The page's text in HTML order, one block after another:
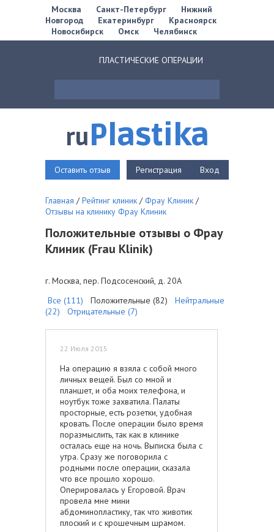
Москва Санкт-Петербург
Нижний
Новгород
Екатеринбург
Красноярск
Новосибирск
Омск Челябинск
ПЛАСТИЧЕСКИЕ ОПЕРАЦИИ
ruPlastika
Оставить отзыв Регистрация Вход
Главная / Рейтинг клиник / Фрау Клиник /
Отзывы на клинику Фрау Клиник
Положительные отзывы о Фрау
Клиник (Frau Кlinik)
г. Москва, пер. Подсосенский, д. 20А
Все (111) Положительные (82) Нейтральные
(22)
Отрицательные (7)
22 Июля 2015
На операцию я взяла с собой много
личных вещей. Был со мной и
планшет, и оба моих телефона, и
ноутбук тоже захватила. Палаты
просторные, есть розетки, удобная
кровать. После операции было время
поразмыслить, так как в клинике
осталась еще на ночь. Выписка была с
утра. Сразу же поговорила с
родными после операции, сказала
что все прошло хорошо.
Оперировалась у Егоровой. Врач
провела мне мини
абдоминопластику, так что животик
плоский и с крошечным шрамом.